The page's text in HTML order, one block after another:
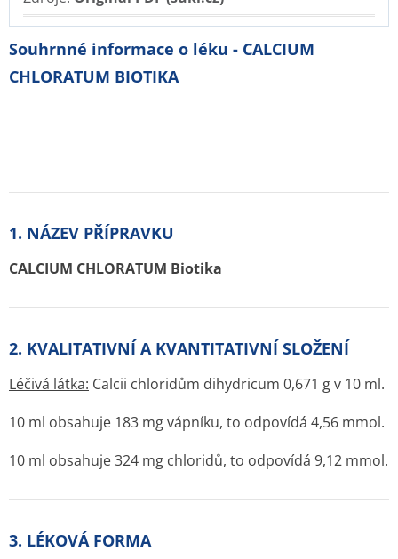
Souhrnné informace o léku - CALCIUM
CHLORATUM BIOTIKA
1. NÁZEV PŘÍPRAVKU
CALCIUM CHLORATUM Biotika
2. KVALITATIVNÍ A KVANTITATIVNÍ SLOŽENÍ
Léčivá látka: Calcii chloridům dihydricum 0,671 g v 10 ml.
10 ml obsahuje 183 mg vápníku, to odpovídá 4,56 mmol.
10 ml obsahuje 324 mg chloridů, to odpovídá 9,12 mmol.
3. LÉKOVÁ FORMA